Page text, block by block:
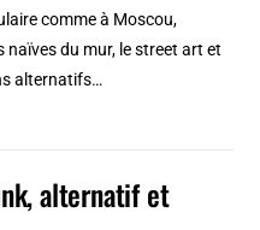
comme à Moscou,
du mur, le street art et
alternatifs…
alternatif et